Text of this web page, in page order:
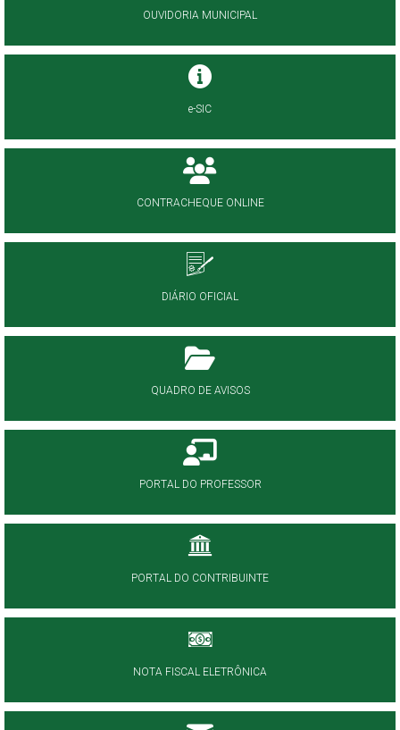
OUVIDORIA MUNICIPAL
e-SIC
CONTRACHEQUE ONLINE
DIÁRIO OFICIAL
QUADRO DE AVISOS
PORTAL DO PROFESSOR
PORTAL DO CONTRIBUINTE
NOTA FISCAL ELETRÔNICA